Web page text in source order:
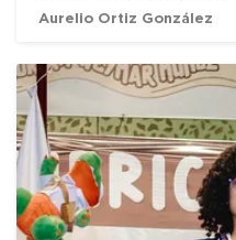
Aurelio Ortiz González